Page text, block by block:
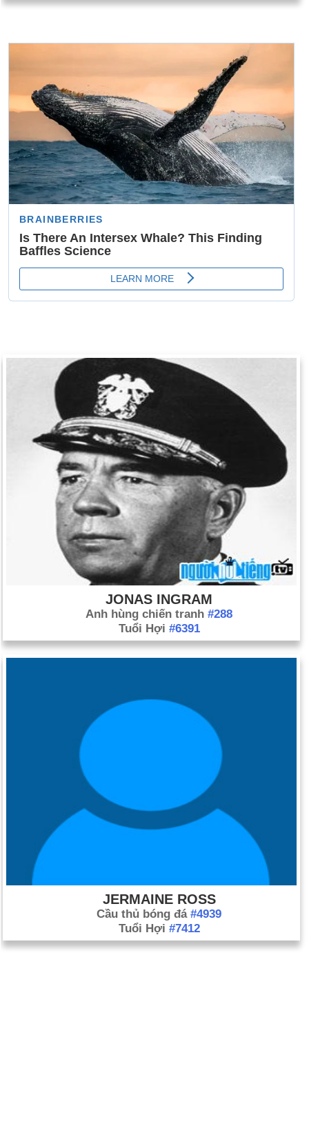
JONAS INGRAM
Anh hùng chiến tranh #288
Tuổi Hợi #6391
JERMAINE ROSS
Cầu thủ bóng đá #4939
Tuổi Hợi #7412